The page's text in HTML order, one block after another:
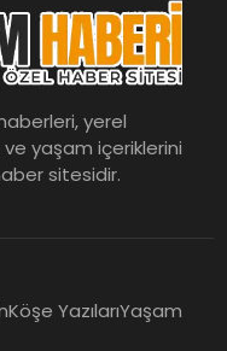
yerel
yaşam içeriklerini
sitesidir.
Köşe YazılarıYaşam